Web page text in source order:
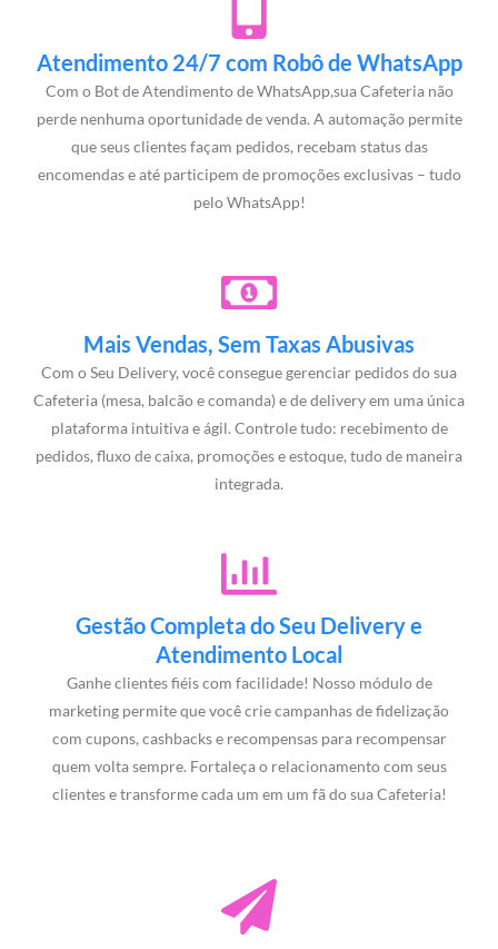
Atendimento 24/7 com Robô de WhatsApp
Com o Bot de Atendimento de WhatsApp,sua Cafeteria não
perde nenhuma oportunidade de venda. A automação permite
que seus clientes façam pedidos, recebam status das
encomendas e até participem de promoções exclusivas – tudo
pelo WhatsApp!
Mais Vendas, Sem Taxas Abusivas
Com o Seu Delivery, você consegue gerenciar pedidos do sua
Cafeteria (mesa, balcão e comanda) e de delivery em uma única
plataforma intuitiva e ágil. Controle tudo: recebimento de
pedidos, fluxo de caixa, promoções e estoque, tudo de maneira
integrada.
Gestão Completa do Seu Delivery e
Atendimento Local
Ganhe clientes fiéis com facilidade! Nosso módulo de
marketing permite que você crie campanhas de fidelização
com cupons, cashbacks e recompensas para recompensar
quem volta sempre. Fortaleça o relacionamento com seus
clientes e transforme cada um em um fã do sua Cafeteria!